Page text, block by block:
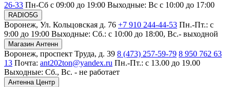
26-33 Пн-Сб с 09:00 до 19:00 Выходные: Вс с 10:00 до 17:00
RADIO5G
Воронеж, Ул. Кольцовская д. 76 +7 910 244-44-53 Пн.-Пт.: с
9:00 до 19:00 Выходные: Сб.: с 10:00 до 18:00, Вс.- выходной
Магазин Антенн
Воронеж, проспект Труда, д. 39 8 (473) 257-59-79 8 950 762 63
13 Почта: ant202ton@yandex.ru Пн.-Пт.: с 13.00 до 19.00
Выходные: Сб., Вс. - не работает
Антенна Центр